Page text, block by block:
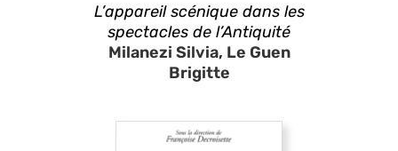
L’appareil scénique dans les
spectacles de l’Antiquité
Milanezi Silvia, Le Guen
Brigitte